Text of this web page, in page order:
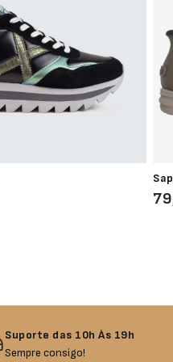
Suporte das 10h Às 19h
Sempre consigo!